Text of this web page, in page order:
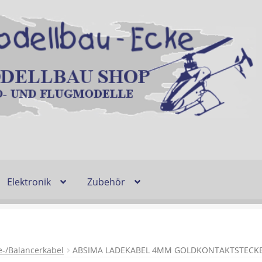
Elektronik Zubehör
Lieferzeit & VerfügbarkeitGutschein
Balancerkabel ABSIMA LADEKABEL 4MM